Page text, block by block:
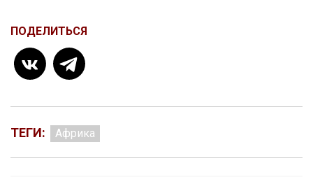
ПОДЕЛИТЬСЯ
ТЕГИ: Африка